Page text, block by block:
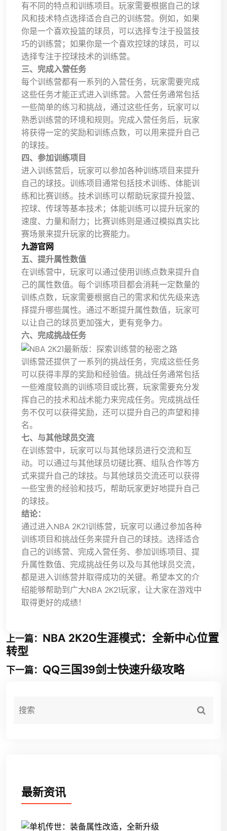
有不同的特点和训练项目。玩家需要根据自己的球
风和技术特点选择适合自己的训练营。例如，如果
你是一个喜欢投篮的球员，可以选择专注于投篮技
巧的训练营；如果你是一个喜欢控球的球员，可以
选择专注于控球技术的训练营。
三、完成入营任务
每个训练营都有一系列的入营任务，玩家需要完成
这些任务才能正式进入训练营。入营任务通常包括
一些简单的练习和挑战，通过这些任务，玩家可以
熟悉训练营的环境和规则。完成入营任务后，玩家
将获得一定的奖励和训练点数，可以用来提升自己
的球技。
四、参加训练项目
进入训练营后，玩家可以参加各种训练项目来提升
自己的球技。训练项目通常包括技术训练、体能训
练和比赛训练。技术训练可以帮助玩家提升投篮、
控球、传球等基本技术；体能训练可以提升玩家的
速度、力量和耐力；比赛训练则是通过模拟真实比
赛场景来提升玩家的比赛能力。
九游官网
五、提升属性数值
在训练营中，玩家可以通过使用训练点数来提升自
己的属性数值。每个训练项目都会消耗一定数量的
训练点数，玩家需要根据自己的需求和优先级来选
择提升哪些属性。通过不断提升属性数值，玩家可
以让自己的球员更加强大，更有竞争力。
六、完成挑战任务
训练营还提供了一系列的挑战任务，完成这些任务
可以获得丰厚的奖励和经验值。挑战任务通常包括
一些难度较高的训练项目或比赛，玩家需要充分发
挥自己的技术和战术能力来完成任务。完成挑战任
务不仅可以获得奖励，还可以提升自己的声望和排
名。
七、与其他球员交流
在训练营中，玩家可以与其他球员进行交流和互
动。可以通过与其他球员切磋比赛、组队合作等方
式来提升自己的球技。与其他球员交流还可以获得
一些宝贵的经验和技巧，帮助玩家更好地提升自己
的球技。
结论：
通过进入NBA 2K21训练营，玩家可以通过参加各种
训练项目和挑战任务来提升自己的球技。选择适合
自己的训练营、完成入营任务、参加训练项目、提
升属性数值、完成挑战任务以及与其他球员交流，
都是进入训练营并取得成功的关键。希望本文的介
绍能够帮助到广大NBA 2K21玩家，让大家在游戏中
取得更好的成绩！
上一篇： NBA 2K20生涯模式：全新中心位置
转型
下一篇： QQ三国39剑士快速升级攻略
最新资讯